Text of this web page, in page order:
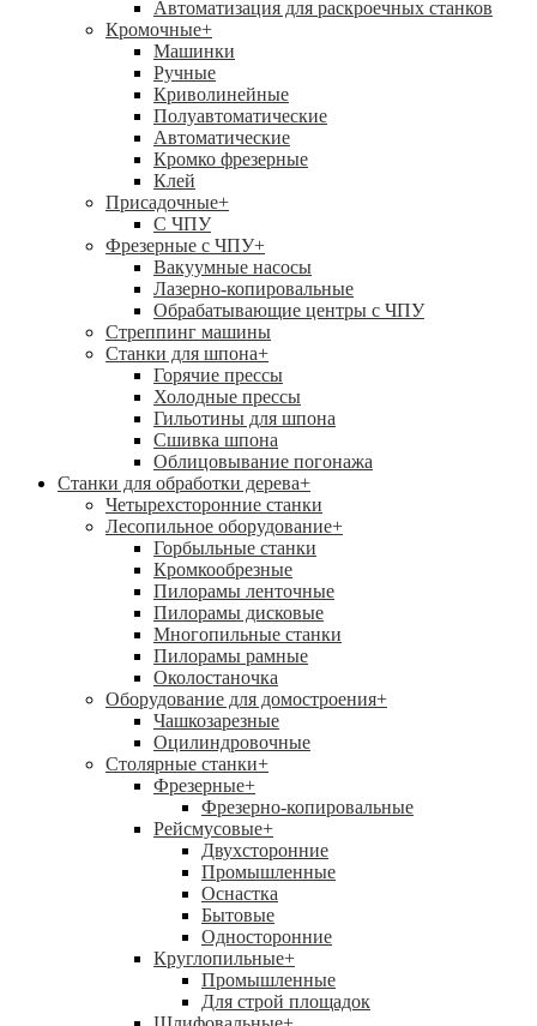
Автоматизация для раскроечных станков
Кромочные+
Машинки
Ручные
Криволинейные
Полуавтоматические
Автоматические
Кромко фрезерные
Клей
Присадочные+
С ЧПУ
Фрезерные с ЧПУ+
Вакуумные насосы
Лазерно-копировальные
Обрабатывающие центры с ЧПУ
Стреппинг машины
Станки для шпона+
Горячие прессы
Холодные прессы
Гильотины для шпона
Сшивка шпона
Облицовывание погонажа
Станки для обработки дерева+
Четырехсторонние станки
Лесопильное оборудование+
Горбыльные станки
Кромкообрезные
Пилорамы ленточные
Пилорамы дисковые
Многопильные станки
Пилорамы рамные
Околостаночка
Оборудование для домостроения+
Чашкозарезные
Оцилиндровочные
Столярные станки+
Фрезерные+
Фрезерно-копировальные
Рейсмусовые+
Двухсторонние
Промышленные
Оснастка
Бытовые
Односторонние
Круглопильные+
Промышленные
Для строй площадок